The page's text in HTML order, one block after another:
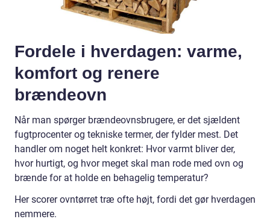
Fordele i hverdagen: varme,
komfort og renere
brændeovn
Når man spørger brændeovnsbrugere, er det sjældent
fugtprocenter og tekniske termer, der fylder mest. Det
handler om noget helt konkret: Hvor varmt bliver der,
hvor hurtigt, og hvor meget skal man rode med ovn og
brænde for at holde en behagelig temperatur?
Her scorer ovntørret træ ofte højt, fordi det gør hverdagen
nemmere.